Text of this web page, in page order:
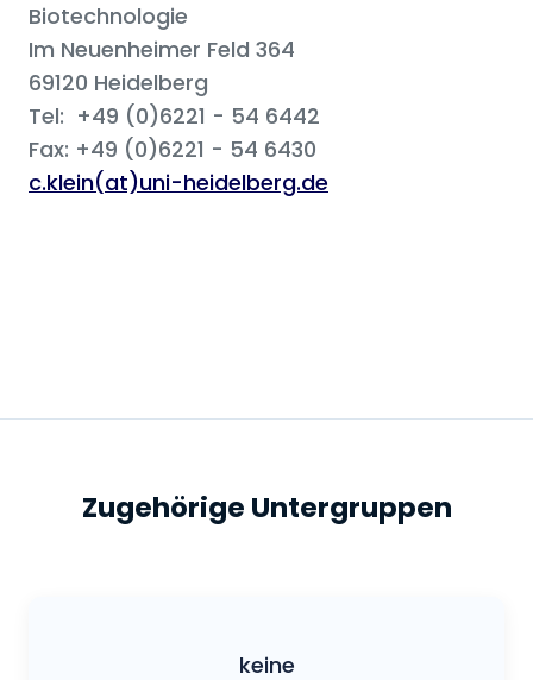
Biotechnologie
Im Neuenheimer Feld 364
69120 Heidelberg
Tel: +49 (0)6221 - 54 6442
Fax: +49 (0)6221 - 54 6430
c.klein(at)uni-heidelberg.de
Zugehörige Untergruppen
keine